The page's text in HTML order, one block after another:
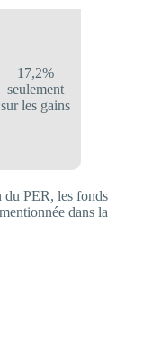
17,2%
seulement
sur les gains
du PER, les fonds
dans la